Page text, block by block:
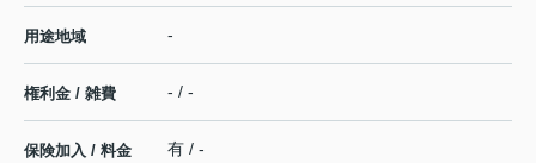
用途地域 -
権利金 / 雑費 - / -
保険加入 / 料金 有 / -